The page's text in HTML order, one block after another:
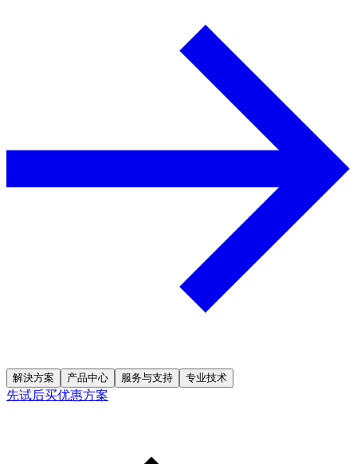
解決方案 产品中心 服务与支持 专业技术
先试后买优惠方案